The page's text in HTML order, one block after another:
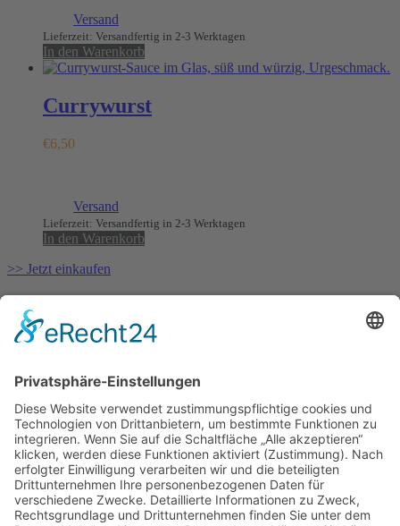
Versand
Lieferzeit: Versandfertig in 2-3 Werktagen
In den Warenkorb
Currywurst
€6,50
Versand
Lieferzeit: Versandfertig in 2-3 Werktagen
In den Warenkorb
>> Jetzt einkaufen
Mühlenstr. 30 | 49661 Cloppenburg |
info@urgeschmack.com
Mo-Fr:
11:00 – 18:00 Uhr
Sa:11:00 – 16:00 Uhr
So:geschlossen
Datenschutz
Impressum
Allgemeine Geschäftsbedingungen
Widerruf
Zahlung & Versand